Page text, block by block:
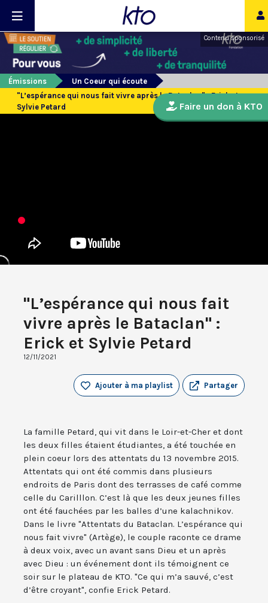
Contenu sponsorisé
Émissions
Un Coeur qui écoute
"L’espérance qui nous fait vivre après le Bataclan" : Erick et
Sylvie Petard
"L’espérance qui nous fait
vivre après le Bataclan" :
Erick et Sylvie Petard
12/11/2021
Partager
Ajouter à ma playlist
La famille Petard, qui vit dans le Loir-et-Cher et dont
les deux filles étaient étudiantes, a été touchée en
plein coeur lors des attentats du 13 novembre 2015.
Attentats qui ont été commis dans plusieurs
endroits de Paris dont des terrasses de café comme
celle du Carilllon. C’est là que les deux jeunes filles
ont été fauchées par les balles d’une kalachnikov.
Dans le livre "Attentats du Bataclan. L’espérance qui
nous fait vivre" (Artège), le couple raconte ce drame
à deux voix, avec un avant sans Dieu et un après
avec Dieu : un événement dont ils témoignent ce
soir sur le plateau de KTO. "Ce qui m’a sauvé, c’est
d’être croyant", confie Erick Petard.
Faire un don à KTO